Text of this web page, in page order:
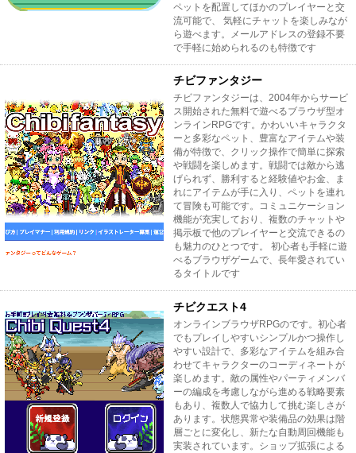
ペットを配置してほかのプレイヤーと交
流可能で、 気軽にチャットを楽しみなが
ら遊べます。メールアドレスの登録不要
で手軽に始められるのも特徴です
チビファンタジー
チビファンタジーは、2004年からサービ
ス開始された無料で遊べるブラウザ型オ
ンラインRPGです。かわいいキャラクタ
ーと多彩なペット、豊富なアイテムや装
備が特徴で、クリック操作で簡単に探索
や戦闘を楽しめます。戦闘では敵から逃
げられず、勝利すると経験値やお金、ま
れにアイテムが手に入り、ペットを連れ
て冒険も可能です。コミュニケーション
機能が充実しており、複数のチャットや
掲示板で他のプレイヤーと交流できるの
も魅力のひとつです。 初心者も手軽に遊
べるブラウザゲームで、長年愛されてい
るタイトルです
チビクエスト4
オンラインブラウザRPGのです。初心者
でもプレイしやすいシンプルかつ操作し
やすい設計で、多彩なアイテムを組み合
わせてキャラクターのコーディネートが
楽しめます。敵の属性やパーティメンバ
ーの編成を考慮しながら進める戦略要素
もあり、複数人で協力して挑む楽しさが
あります。状態異常や装備品の効果は階
層ごとに変化し、新たな自動周回機能も
実装されています。ショップ拡張による